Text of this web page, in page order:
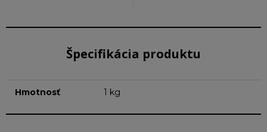
Špecifikácia produktu
Hmotnosť 1 kg